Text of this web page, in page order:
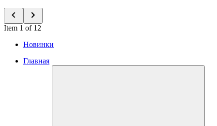
Item 1 of 12
Новинки
Главная